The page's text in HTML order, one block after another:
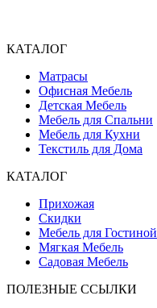
КАТАЛОГ
Матрасы
Офисная Мебель
Детская Мебель
Мебель для Спальни
Мебель для Кухни
Текстиль для Дома
КАТАЛОГ
Прихожая
Скидки
Мебель для Гостиной
Мягкая Мебель
Садовая Мебель
ПОЛЕЗНЫЕ ССЫЛКИ